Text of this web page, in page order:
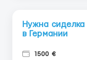
Нужна
в Германии
1500 €